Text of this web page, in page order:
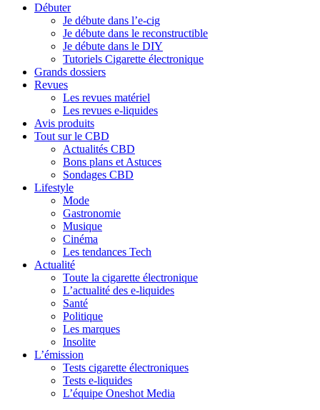
Débuter
Je débute dans l’e-cig
Je débute dans le reconstructible
Je débute dans le DIY
Tutoriels Cigarette électronique
Grands dossiers
Revues
Les revues matériel
Les revues e-liquides
Avis produits
Tout sur le CBD
Actualités CBD
Bons plans et Astuces
Sondages CBD
Lifestyle
Mode
Gastronomie
Musique
Cinéma
Les tendances Tech
Actualité
Toute la cigarette électronique
L’actualité des e-liquides
Santé
Politique
Les marques
Insolite
L’émission
Tests cigarette électroniques
Tests e-liquides
L’équipe Oneshot Media